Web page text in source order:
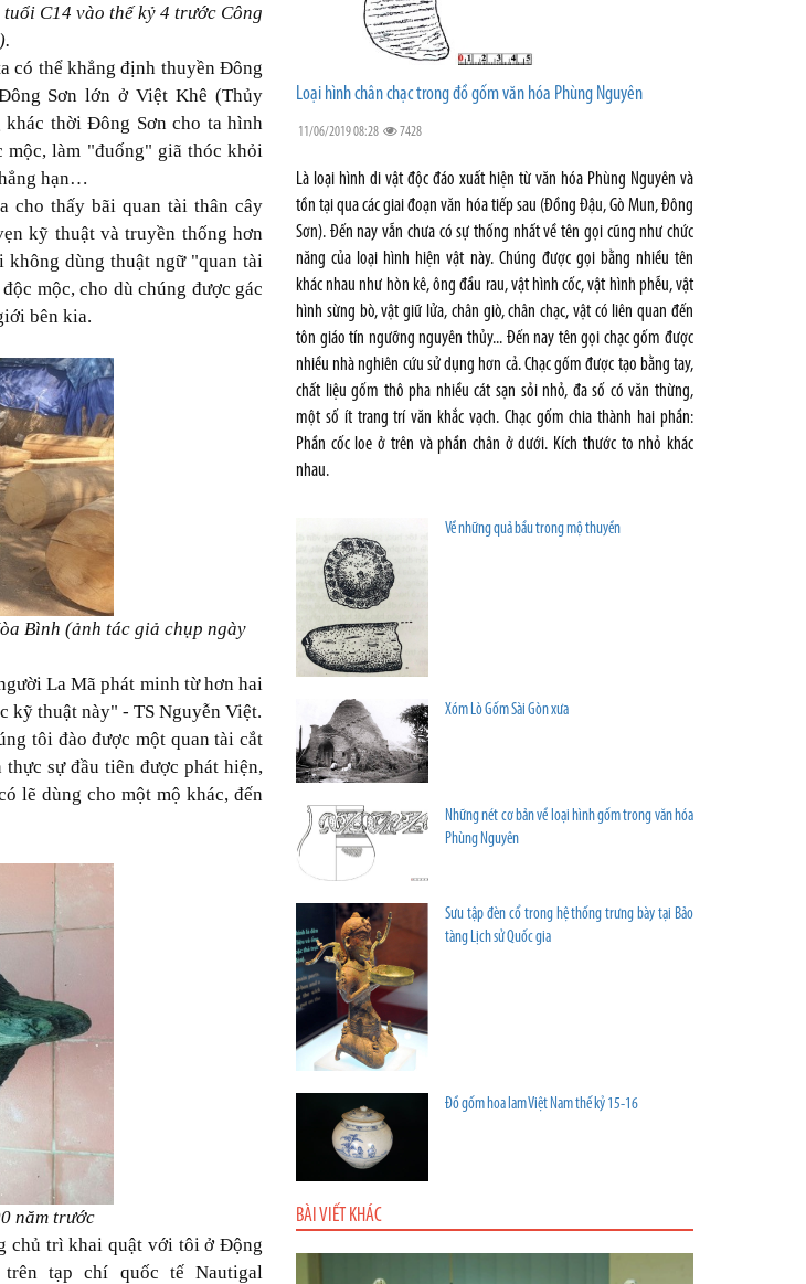
C14 vào thế kỷ 4 trước Công
có thể khẳng định thuyền Đông
Sơn lớn ở Việt Khê (Thủy
khác thời Đông Sơn cho ta hình
mộc, làm "đuống" giã thóc khỏi
hạn…
cho thấy bãi quan tài thân cây
kỹ thuật và truyền thống hơn
dùng thuật ngữ "quan tài
mộc, cho dù chúng được gác
bên kia.
Bình (ảnh tác giả chụp ngày
La Mã phát minh từ hơn hai
kỹ thuật này" - TS Nguyễn Việt.
tôi đào được một quan tài cắt
sự đầu tiên được phát hiện,
lẽ dùng cho một mộ khác, đến
năm trước
chủ trì khai quật với tôi ở Động
tạp chí quốc tế Nautigal
Loại hình chân chạc trong đồ gốm văn hóa Phùng Nguyên
11/06/2019 08:28 7428
Là loại hình di vật độc đáo xuất hiện từ văn hóa Phùng Nguyên và
tồn tại qua các giai đoạn văn hóa tiếp sau (Đồng Đậu, Gò Mun, Đông
Sơn). Đến nay vẫn chưa có sự thống nhất về tên gọi cũng như chức
năng của loại hình hiện vật này. Chúng được gọi bằng nhiều tên
khác nhau như hòn kê, ông đầu rau, vật hình cốc, vật hình phễu, vật
hình sừng bò, vật giữ lửa, chân giò, chân chạc, vật có liên quan đến
tôn giáo tín ngưỡng nguyên thủy... Đến nay tên gọi chạc gốm được
nhiều nhà nghiên cứu sử dụng hơn cả. Chạc gốm được tạo bằng tay,
chất liệu gốm thô pha nhiều cát sạn sỏi nhỏ, đa số có văn thừng,
một số ít trang trí văn khắc vạch. Chạc gốm chia thành hai phần:
Phần cốc loe ở trên và phần chân ở dưới. Kích thước to nhỏ khác
nhau.
Về những quả bầu trong mộ thuyền
Xóm Lò Gốm Sài Gòn xưa
Những nét cơ bản về loại hình gốm trong văn hóa
Phùng Nguyên
Sưu tập đèn cổ trong hệ thống trưng bày tại Bảo
tàng Lịch sử Quốc gia
Đồ gốm hoa lam Việt Nam thế kỷ 15-16
BÀI VIẾT KHÁC